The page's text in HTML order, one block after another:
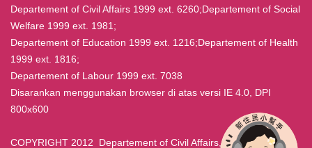
Departement of Civil Affairs 1999 ext. 6260;Departement of Social
Welfare 1999 ext. 1981;
Departement of Education 1999 ext. 1216;Departement of Health
1999 ext. 1816;
Departement of Labour 1999 ext. 7038
Disarankan menggunakan browser di atas versi IE 4.0, DPI
800x600
COPYRIGHT 2012 Departement of Civil Affairs, Taipei ALL